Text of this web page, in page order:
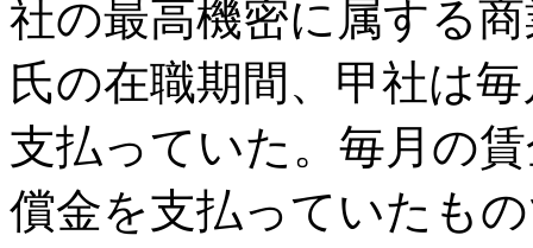
社の最高機密に属する
氏の在職期間、甲社は
支払っていた。毎月の
償金を支払っていたも